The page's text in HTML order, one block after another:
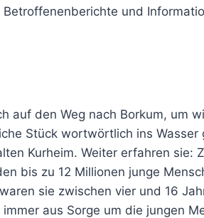
und
auf den Weg nach Borkum,
Stück wortwörtlich ins
Kurheim. Weiter erfahren
bis zu 12 Millionen junge
sie zwischen vier und 16
aus Sorge um die jungen